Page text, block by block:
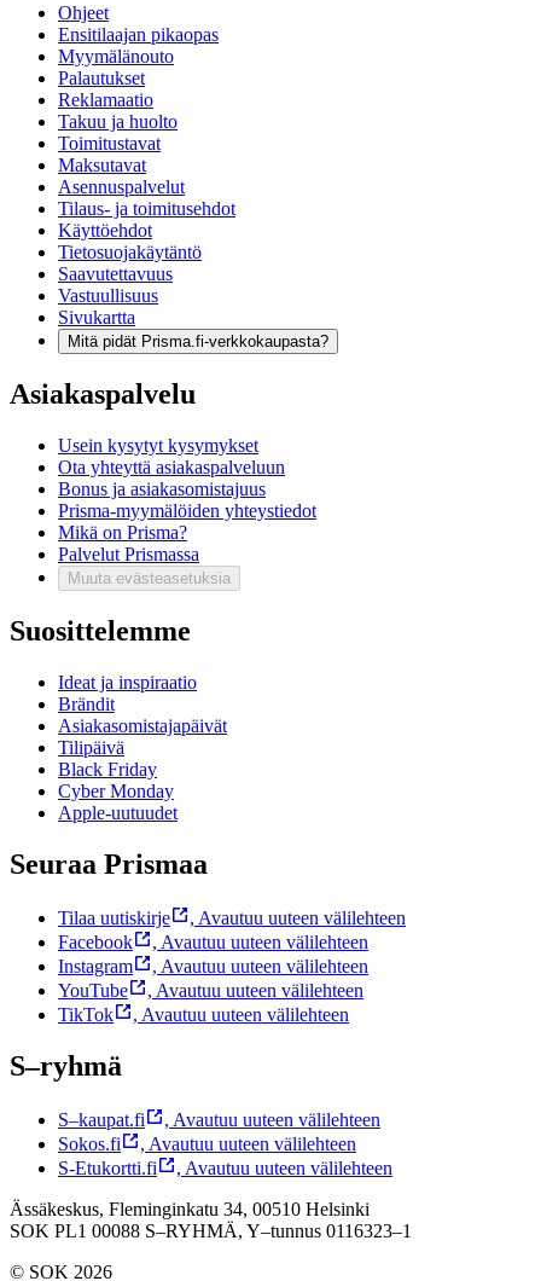
Ohjeet
Ensitilaajan pikaopas
Myymälänouto
Palautukset
Reklamaatio
Takuu ja huolto
Toimitustavat
Maksutavat
Asennuspalvelut
Tilaus- ja toimitusehdot
Käyttöehdot
Tietosuojakäytäntö
Saavutettavuus
Vastuullisuus
Sivukartta
Mitä pidät Prisma.fi-verkkokaupasta?
Asiakaspalvelu
Usein kysytyt kysymykset
Ota yhteyttä asiakaspalveluun
Bonus ja asiakasomistajuus
Prisma-myymälöiden yhteystiedot
Mikä on Prisma?
Palvelut Prismassa
Muuta evästeasetuksia
Suosittelemme
Ideat ja inspiraatio
Brändit
Asiakasomistajapäivät
Tilipäivä
Black Friday
Cyber Monday
Apple-uutuudet
Seuraa Prismaa
Tilaa uutiskirje , Avautuu uuteen välilehteen
Facebook
, Avautuu uuteen välilehteen
Instagram
, Avautuu uuteen välilehteen
YouTube
, Avautuu uuteen välilehteen
TikTok
, Avautuu uuteen välilehteen
S–ryhmä
S–kaupat.fi , Avautuu uuteen välilehteen
Sokos.fi
, Avautuu uuteen välilehteen
S-Etukortti.fi
, Avautuu uuteen välilehteen
Ässäkeskus, Fleminginkatu 34, 00510 Helsinki
SOK PL1 00088 S–RYHMÄ, Y–tunnus 0116323–1
© SOK 2026